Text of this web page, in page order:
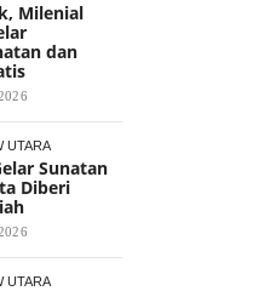
Milenial
dan
UTARA
Sunatan
Diberi
UTARA